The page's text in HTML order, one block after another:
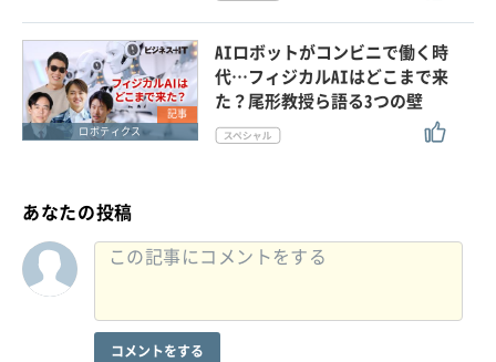
記事
ロボティクス
AIロボットがコンビニで働く時
代…フィジカルAIはどこまで来
た？尾形教授ら語る3つの壁
あなたの投稿
コメントをする